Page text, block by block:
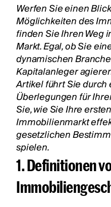
Werfen Sie einen
Möglichkeiten des
finden Sie Ihren Weg
Markt. Egal, ob Sie
dynamischen
Kapitalanleger
Artikel führt Sie
Überlegungen für
Sie, wie Sie Ihre
Immobilienmarkt
gesetzlichen
spielen.
1. Definitionen